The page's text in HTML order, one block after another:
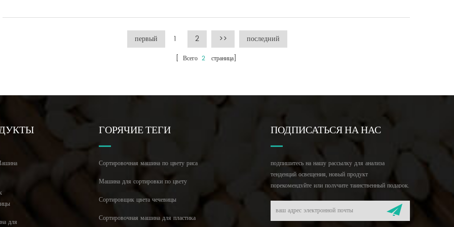
первый 1 2 >> последний
[ Всего 2страница]
для
ГОРЯЧИЕ ТЕГИ
Сортировочная машина по цвету риса
Машина для сортировки по цвету
Сортировщик цвета чечевицы
Сортировочная машина для пластика
ПОДПИСАТЬСЯ НА НАС
подпишитесь на нашу рассылку для анализа
тенденций освещения, новый продукт
порекомендуйте или получите таинственный подарок.